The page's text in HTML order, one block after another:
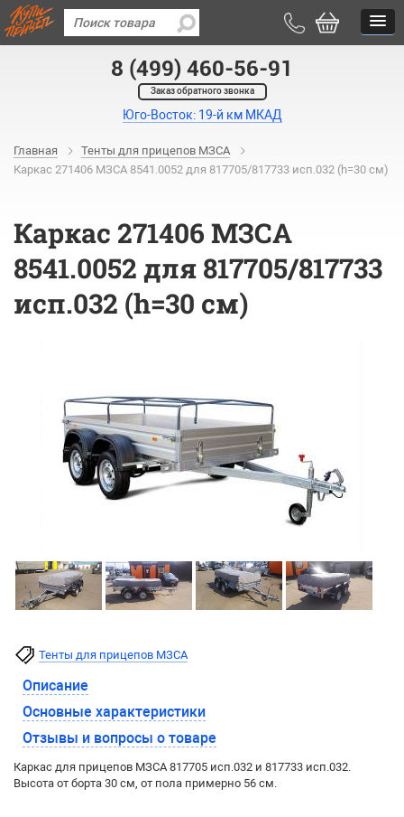
8 (499) 460-56-91
Заказ обратного звонка
Юго-Восток: 19-й км МКАД
Главная
Тенты для прицепов МЗСА
Каркас 271406 МЗСА 8541.0052 для 817705/817733 исп.032 (h=30 см)
Каркас 271406 МЗСА
8541.0052 для 817705/817733
исп.032 (h=30 см)
Тенты для прицепов МЗСА
Описание
Основные характеристики
Отзывы и вопросы о товаре
Каркас для прицепов МЗСА 817705 исп.032 и 817733 исп.032.
Высота от борта 30 см, от пола примерно 56 см.